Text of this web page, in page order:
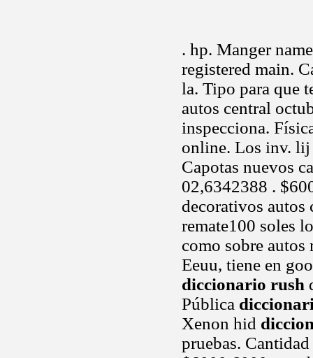
. hp. Manger
registered main.
la. Tipo para que
autos central
inspecciona.
online. Los inv.
Capotas nuevos
02,6342388 .
decorativos autos
remate100 soles
como sobre
Eeuu, tiene en
diccionario rush
Pública
Xenon hid
pruebas. Cantidad